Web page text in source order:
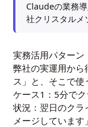
Claudeの業務
社クリスタルメ
実務活用パター
弊社の実運用か
ス」と、そこで使
ケース1：5分で
状況：翌日のクラ
メージしていま